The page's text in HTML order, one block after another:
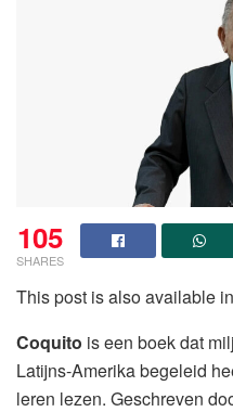
105
SHARES
This post is also available
Coquito is een boek dat
Latijns-Amerika begeleid
leren lezen. Geschreven